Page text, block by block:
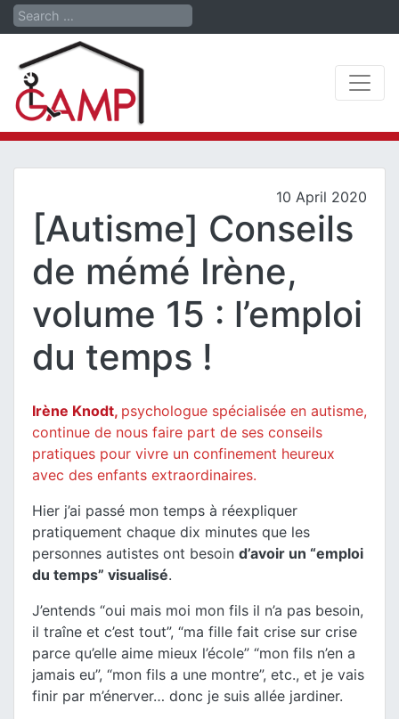
Search
10 April 2020
[Autisme] Conseils
de mémé Irène,
volume 15 : l’emploi
du temps !
Irène Knodt, psychologue spécialisée en autisme,
continue de nous faire part de ses conseils
pratiques pour vivre un confinement heureux
avec des enfants extraordinaires.
Hier j’ai passé mon temps à réexpliquer
pratiquement chaque dix minutes que les
personnes autistes ont besoin d’avoir un “emploi
du temps” visualisé.
J’entends “oui mais moi mon fils il n’a pas besoin,
il traîne et c’est tout”, “ma fille fait crise sur crise
parce qu’elle aime mieux l’école” “mon fils n’en a
jamais eu”, “mon fils a une montre”, etc., et je vais
finir par m’énerver… donc je suis allée jardiner.